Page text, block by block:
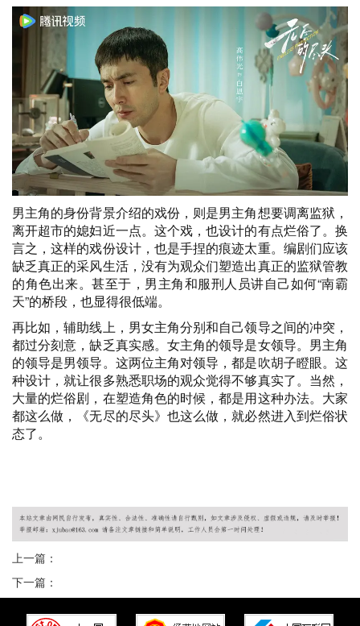
男主角的身份背景介绍的戏份，则是男主角想要调离监狱，
离开超市的媳妇近一点。这个戏，也设计的有点烂俗了。换
言之，这样的戏份设计，也是手捏的痕迹太重。编剧们应该
缺乏真正的采风生活，没有为观众们塑造出真正的监狱管教
的角色出来。甚至于，男主角和服刑人员讲自己如何“南霸
天”的桥段，也显得很低端。
再比如，辅助线上，男女主角分别和自己领导之间的冲突，
都过分刻意，缺乏真实感。女主角的领导是女领导。男主角
的领导是男领导。这两位主角对领导，都是吹胡子瞪眼。这
种设计，就让很多熟悉职场的观众觉得不够真实了。当然，
大量的烂俗剧，在塑造角色的时候，都是用这种办法。大家
都这么做，《无尽的尽头》也这么做，就必然进入到烂俗状
态了。
上一篇：
下一篇：